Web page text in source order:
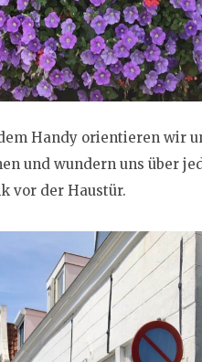
Handy orientieren wir
und wundern uns über
vor der Haustür.